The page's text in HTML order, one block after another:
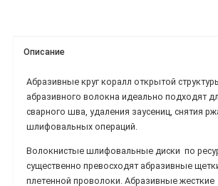
Описание
Абразивные круг коралл открытой
абразивного волокна идеально подходят
сварного шва, удаления заусениц, снятия
шлифовальных операций.
Волокнистые шлифовальные диски по
существенно превосходят абразивные
плетенной проволоки. Абразивные жесткие